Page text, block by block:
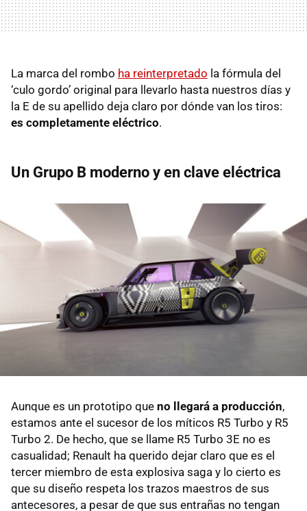
La marca del rombo ha reinterpretado la fórmula del
‘culo gordo’ original para llevarlo hasta nuestros días y
la E de su apellido deja claro por dónde van los tiros:
es completamente eléctrico.
Un Grupo B moderno y en clave eléctrica
Aunque es un prototipo que no llegará a producción,
estamos ante el sucesor de los míticos R5 Turbo y R5
Turbo 2. De hecho, que se llame R5 Turbo 3E no es
casualidad; Renault ha querido dejar claro que es el
tercer miembro de esta explosiva saga y lo cierto es
que su diseño respeta los trazos maestros de sus
antecesores, a pesar de que sus entrañas no tengan